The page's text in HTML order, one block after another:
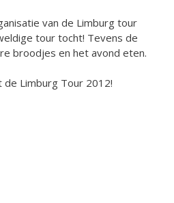
van de Limburg tour
tour tocht! Tevens de
broodjes en het avond eten.
Limburg Tour 2012!